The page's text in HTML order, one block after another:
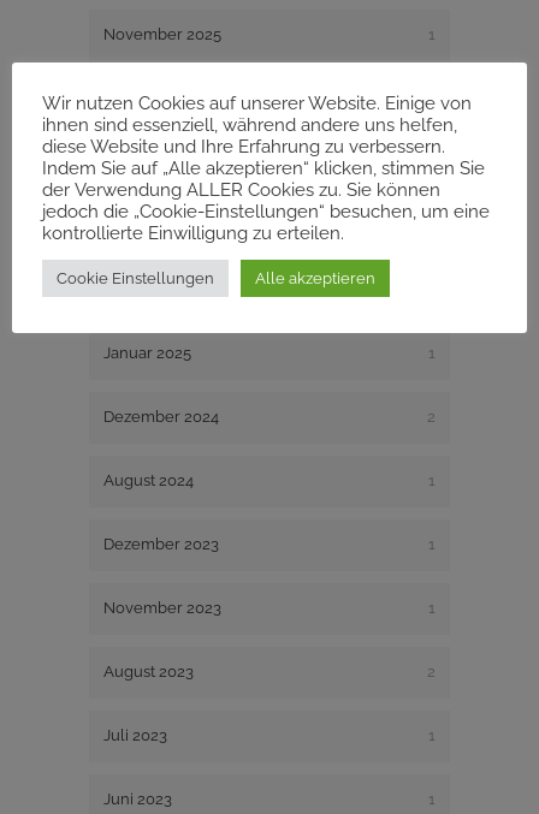
November 2025 1
September 2025 1
Juli 2025 1
Mai 2025
März 2025
Januar 2025 1
Dezember 2024 2
August 2024 1
Dezember 2023 1
November 2023 1
August 2023 2
Juli 2023 1
Juni 2023 1
Wir nutzen Cookies auf unserer Website. Einige von
ihnen sind essenziell, während andere uns helfen,
diese Website und Ihre Erfahrung zu verbessern.
Indem Sie auf „Alle akzeptieren“ klicken, stimmen Sie
der Verwendung ALLER Cookies zu. Sie können
jedoch die „Cookie-Einstellungen“ besuchen, um eine
kontrollierte Einwilligung zu erteilen.
Cookie Einstellungen Alle akzeptieren